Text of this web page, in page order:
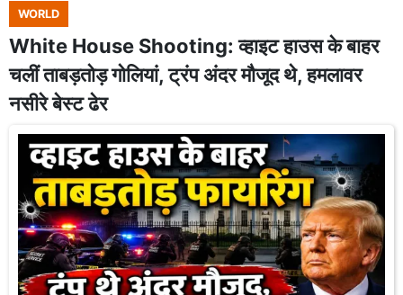
WORLD
White House Shooting: व्हाइट हाउस के बाहर
चलीं ताबड़तोड़ गोलियां, ट्रंप अंदर मौजूद थे, हमलावर
नसीरे बेस्ट ढेर